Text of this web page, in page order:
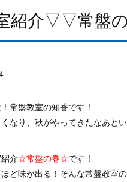
紹介▽▽常盤
常盤教室の知香です！
なり、秋がやってきたなあと
介☆常盤の巻☆です！
ど味が出る！そんな常盤教室